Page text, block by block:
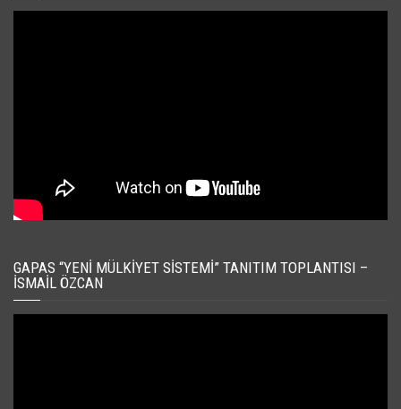
GAPAS “YENI MÜLKIYET SISTEMI” TANITIM TOPLANTISI –
İSMAIL ÖZCAN